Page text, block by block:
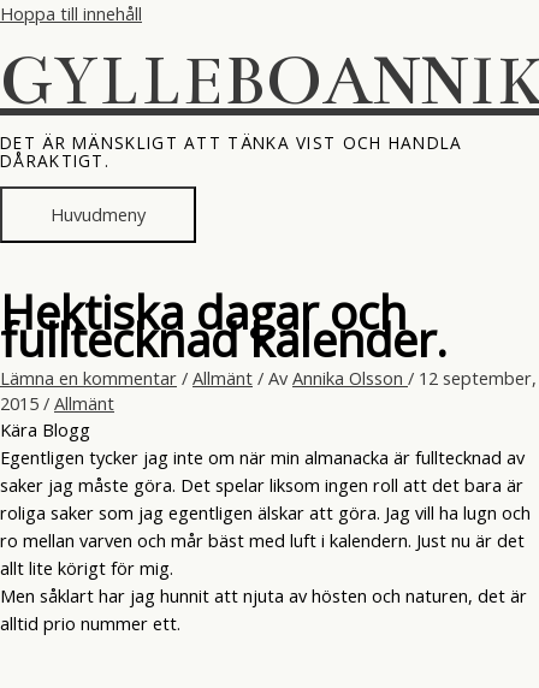
Hoppa till innehåll
DET ÄR MÄNSKLIGT ATT TÄNKA VIST OCH HANDLA
DÅRAKTIGT.
Huvudmeny
Hektiska dagar och
fulltecknad kalender.
Lämna en kommentar / Allmänt / Av Annika Olsson / 12 september,
2015 / Allmänt
Kära Blogg
Egentligen tycker jag inte om när min almanacka är fulltecknad av
saker jag måste göra. Det spelar liksom ingen roll att det bara är
roliga saker som jag egentligen älskar att göra. Jag vill ha lugn och
ro mellan varven och mår bäst med luft i kalendern. Just nu är det
allt lite körigt för mig.
Men såklart har jag hunnit att njuta av hösten och naturen, det är
alltid prio nummer ett.